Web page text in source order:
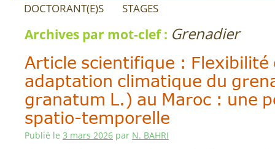
DOCTORANT(E)S
STAGES
Archives par mot-clef : Grenadier
Article scientifique : Flexibilité
adaptation climatique du
granatum L.) au Maroc : une
spatio-temporelle
Publié le 3 mars 2026 par N. BAHRI